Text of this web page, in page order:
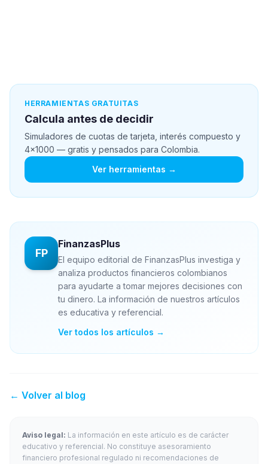
HERRAMIENTAS GRATUITAS
Calcula antes de decidir
Simuladores de cuotas de tarjeta, interés compuesto y
4x1000 — gratis y pensados para Colombia.
Ver herramientas →
FP
FinanzasPlus
El equipo editorial de FinanzasPlus investiga y
analiza productos financieros colombianos
para ayudarte a tomar mejores decisiones con
tu dinero. La información de nuestros artículos
es educativa y referencial.
Ver todos los artículos →
← Volver al blog
Aviso legal: La información en este artículo es de carácter
educativo y referencial. No constituye asesoramiento
financiero profesional regulado ni recomendaciones de